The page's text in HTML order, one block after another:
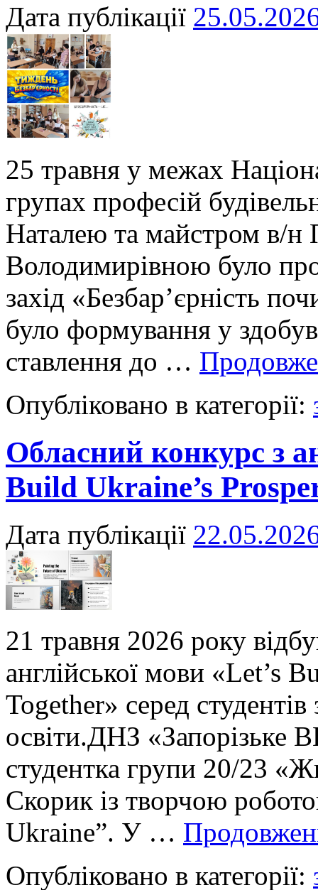
Дата публікації
25 травня у межах
групах професій
Наталею та майстром в/н
Володимирівною було
захід «Безбар’єрність
було формування у
ставлення до …
Опубліковано в категорії:
Обласний конкурс з
Build Ukraine’s
Дата публікації
21 травня 2026 року
англійської мови «Let’s
Together» серед
освіти.ДНЗ «Запорізьке
студентка групи 20/23
Скорик із творчою
Ukraine”. У …
Опубліковано в категорії: